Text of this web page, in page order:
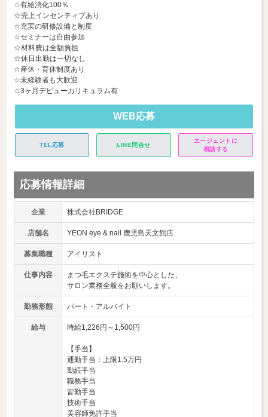
☆有給消化100％
☆売上インセンティブあり
☆充実の研修設備と制度
☆セミナーは自由参加
☆材料費は全額負担
☆休日出勤は一切なし
☆産休・育休制度あり
☆未経験者も大歓迎
☆3ヶ月デビューカリキュラム有
WEB応募
TEL応募 LINE問合せ
エージェントに
相談する
応募情報詳細
企業 株式会社BRIDGE
店舗名 YEON eye & nail 鹿児島天文館店
募集職種 アイリスト
仕事内容
まつ毛エクステ施術を中心とした、
サロン業務全般をお願いします。
勤務形態 パート・アルバイト
給与 時給1,226円～1,500円
【手当】
通勤手当：上限1.5万円
勤続手当
職務手当
皆勤手当
技術手当
美容師免許手当